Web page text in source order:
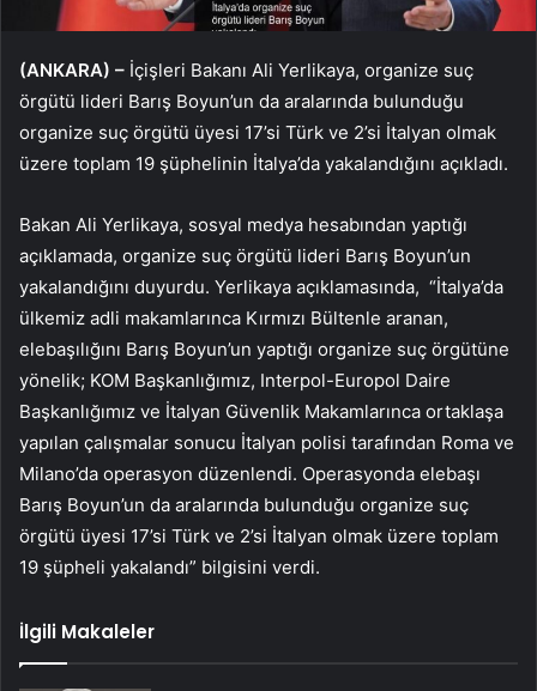
(ANKARA) – İçişleri Bakanı Ali Yerlikaya, organize suç
örgütü lideri Barış Boyun’un da aralarında bulunduğu
organize suç örgütü üyesi 17’si Türk ve 2’si İtalyan olmak
üzere toplam 19 şüphelinin İtalya’da yakalandığını açıkladı.
Bakan Ali Yerlikaya, sosyal medya hesabından yaptığı
açıklamada, organize suç örgütü lideri Barış Boyun’un
yakalandığını duyurdu. Yerlikaya açıklamasında, “İtalya’da
ülkemiz adli makamlarınca Kırmızı Bültenle aranan,
elebaşılığını Barış Boyun’un yaptığı organize suç örgütüne
yönelik; KOM Başkanlığımız, Interpol-Europol Daire
Başkanlığımız ve İtalyan Güvenlik Makamlarınca ortaklaşa
yapılan çalışmalar sonucu İtalyan polisi tarafından Roma ve
Milano’da operasyon düzenlendi. Operasyonda elebaşı
Barış Boyun’un da aralarında bulunduğu organize suç
örgütü üyesi 17’si Türk ve 2’si İtalyan olmak üzere toplam
19 şüpheli yakalandı” bilgisini verdi.
İlgili Makaleler